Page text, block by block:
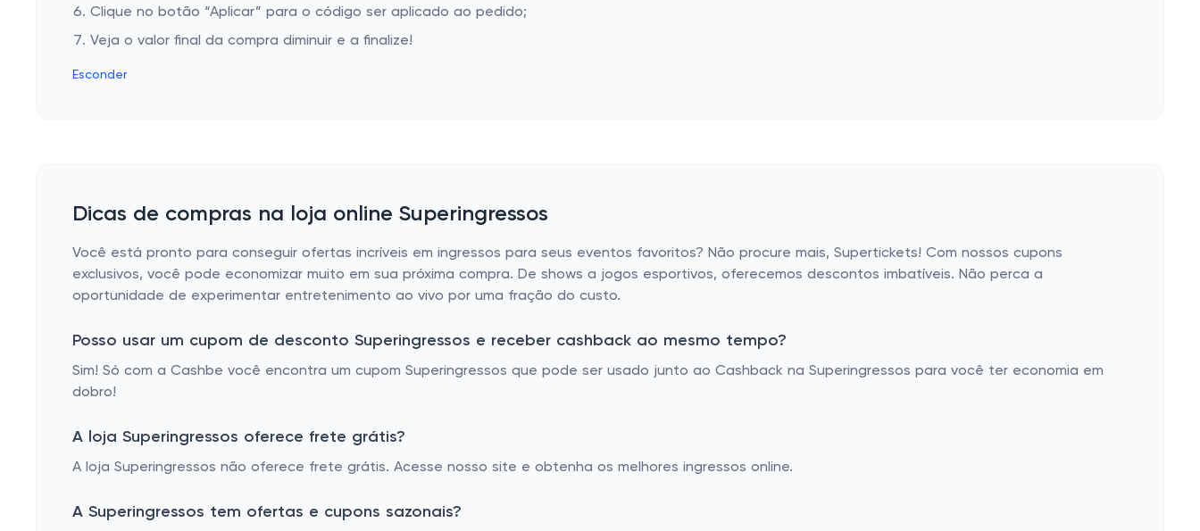
Clique no botão “Aplicar” para o código ser aplicado ao pedido;
Veja o valor final da compra diminuir e a finalize!
Esconder
Dicas de compras na loja online Superingressos
Você está pronto para conseguir ofertas incríveis em ingressos para seus eventos favoritos? Não procure mais, Supertickets! Com nossos cupons
exclusivos, você pode economizar muito em sua próxima compra. De shows a jogos esportivos, oferecemos descontos imbatíveis. Não perca a
oportunidade de experimentar entretenimento ao vivo por uma fração do custo.
Posso usar um cupom de desconto Superingressos e receber cashback ao mesmo tempo?
Sim! Só com a Cashbe você encontra um cupom Superingressos que pode ser usado junto ao Cashback na Superingressos para você ter economia em
dobro!
A loja Superingressos oferece frete grátis?
A loja Superingressos não oferece frete grátis. Acesse nosso site e obtenha os melhores ingressos online.
A Superingressos tem ofertas e cupons sazonais?